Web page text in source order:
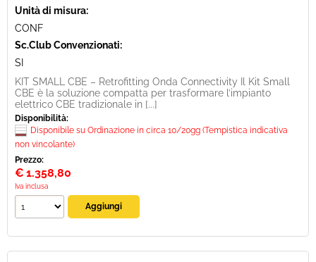
Unità di misura:
CONF
Sc.Club Convenzionati:
SI
KIT SMALL CBE – Retrofitting Onda Connectivity Il Kit Small
CBE è la soluzione compatta per trasformare l’impianto
elettrico CBE tradizionale in [...]
Disponibilità:
Disponibile su Ordinazione in circa 10/20gg (Tempistica indicativa
non vincolante)
Prezzo:
€ 1.358,80
Iva inclusa